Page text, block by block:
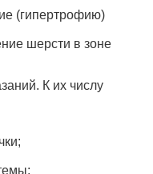
(гипертрофию)
шерсти в зоне
К их числу